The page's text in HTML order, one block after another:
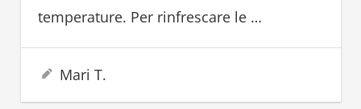
temperature. Per rinfrescare le …
28 Maggio 2023
Mari T.